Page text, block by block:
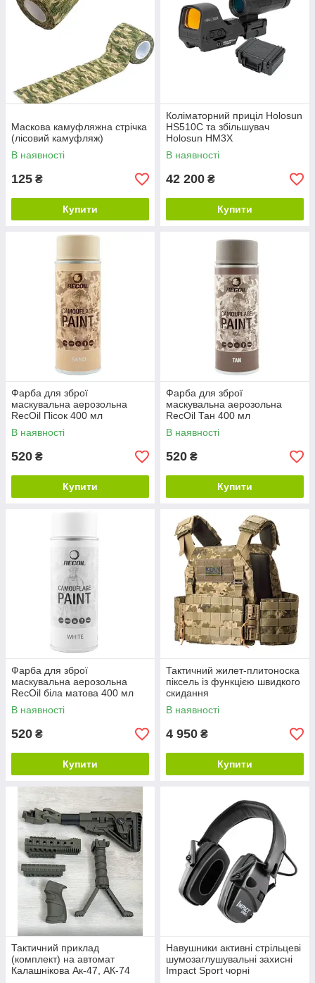
Маскова камуфляжна стрічка
(лісовий камуфляж)
В наявності
125 ₴
Купити
Коліматорний приціл Holosun
HS510C та збільшувач
Holosun HM3X
В наявності
42 200 ₴
Купити
Фарба для зброї
маскувальна аерозольна
RecOil Пісок 400 мл
В наявності
520 ₴
Купити
Фарба для зброї
маскувальна аерозольна
RecOil Тан 400 мл
В наявності
520 ₴
Купити
Фарба для зброї
маскувальна аерозольна
RecOil біла матова 400 мл
В наявності
520 ₴
Купити
Тактичний жилет-плитоноска
піксель із функцією швидкого
скидання
В наявності
4 950 ₴
Купити
Тактичний приклад
(комплект) на автомат
Калашнікова Ак-47, АК-74
Навушники активні стрільцеві
шумозаглушувальні захисні
Impact Sport чорні